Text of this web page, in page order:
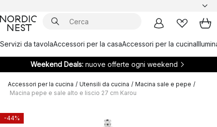
Servizi da tavolaAccessori per la casaAccessori per la cucina
Weekend Deals: nuove offerte ogni weekend
Accessori per la cucina / Utensili da cucina / Macina sale e pepe /
Macina pepe e sale alto e liscio 27 cm Karou
-44%